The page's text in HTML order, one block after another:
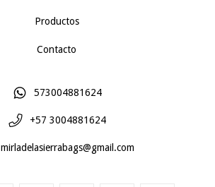
Productos
Contacto
573004881624
+57 3004881624
mirladelasierrabags@gmail.com